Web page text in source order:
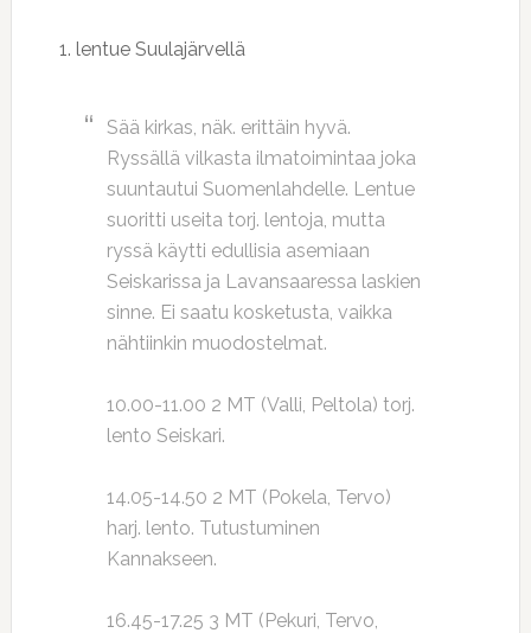
1. lentue Suulajärvellä
Sää kirkas, näk. erittäin hyvä.
Ryssällä vilkasta ilmatoimintaa joka
suuntautui Suomenlahdelle. Lentue
suoritti useita torj. lentoja, mutta
ryssä käytti edullisia asemiaan
Seiskarissa ja Lavansaaressa laskien
sinne. Ei saatu kosketusta, vaikka
nähtiinkin muodostelmat.
10.00-11.00 2 MT (Valli, Peltola) torj.
lento Seiskari.
14.05-14.50 2 MT (Pokela, Tervo)
harj. lento. Tutustuminen
Kannakseen.
16.45-17.25 3 MT (Pekuri, Tervo,